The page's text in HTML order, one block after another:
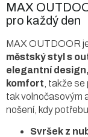
MAX
pro každý den
MAX OUTDOOR
městský styl s
elegantní
komfort , takže
tak volnočasovým
nošení, kdy
Svršek z